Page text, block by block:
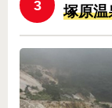
3 塚原温